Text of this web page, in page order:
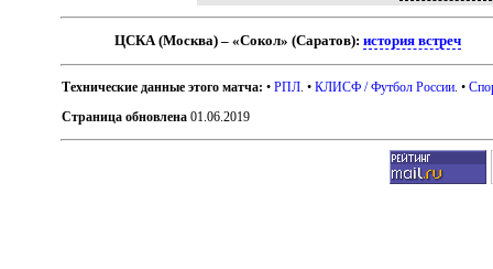
ЦСКА (Москва) – «Сокол» (Саратов):история встреч
Технические данные этого матча: •РПЛ . •КЛИСФ / Футбол России . •
Страница обновлена 01.06.2019